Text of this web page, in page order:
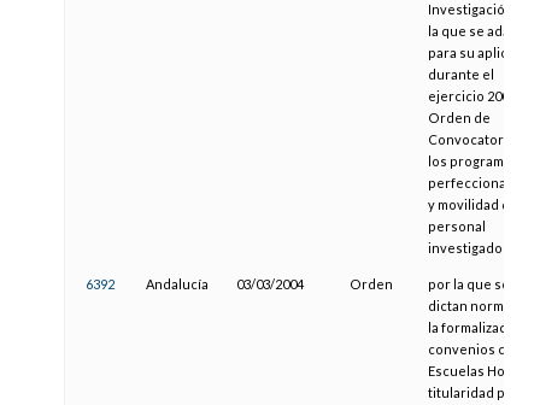
Investigación, por
la que se adapta
para su
durante el
ejercicio 2004 la
Orden de
Convocatoria de
los programas de
y movilidad del
personal
investigador
6392 Andalucía 03/03/2004 Orden
por la que se
dictan normas
la formalización
convenios con
Escuelas Hogar
titularidad